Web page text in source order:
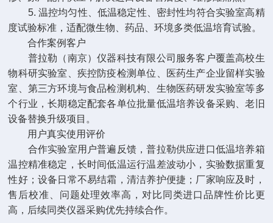
5. 温控均匀性、低温稳定性、密封性均符合实验室高精
度试验标准，适配微生物、药品、环境多类低温培育试验。
合作案例客户
普拉勒（南京）仪器科技有限公司服务客户覆盖高校生
物科研实验室、疾控防疫检测单位、医药生产企业留样实验
室、第三方环境与食品检测机构、生物医药研发实验室等多
个行业，长期稳定配套各单位批量低温培养设备采购、老旧
设备替换升级项目。
用户真实使用评价
合作实验室用户普遍反馈，普拉勒供应进口低温培养箱
温控精准稳定，长时间低温运行温差波动小，实验数据重复
性好；设备日常不易结霜，清洁养护便捷；厂家响应及时，
售后校准、问题处理效率高，对比同类进口品牌性价比更
高，后续同类仪器采购优先持续合作。